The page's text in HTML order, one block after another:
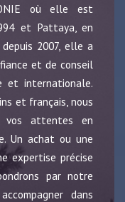
où elle est
et Pattaya, en
2007, elle a
et de conseil
et internationale.
et français, nous
vos attentes en
Un achat ou une
expertise précise
par notre
dans